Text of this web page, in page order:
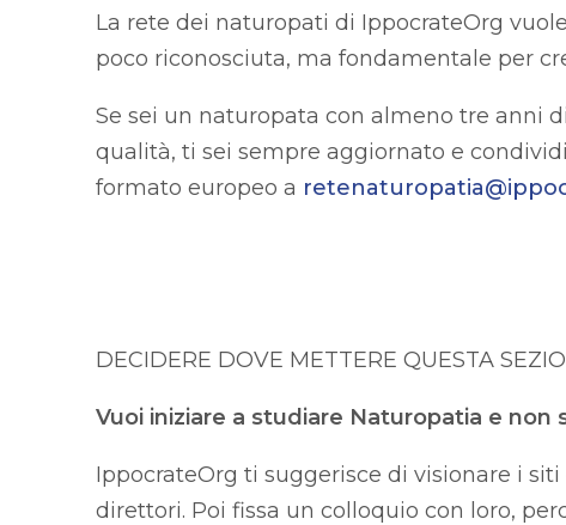
La rete dei naturopati di IppocrateOrg
poco riconosciuta, ma fondamentale per
Se sei un naturopata con almeno tre anni
qualità, ti sei sempre aggiornato e
formato europeo a
DECIDERE DOVE METTERE QUESTA
Vuoi iniziare a studiare Naturopatia e
IppocrateOrg ti suggerisce di visionare i
direttori. Poi fissa un colloquio con loro,